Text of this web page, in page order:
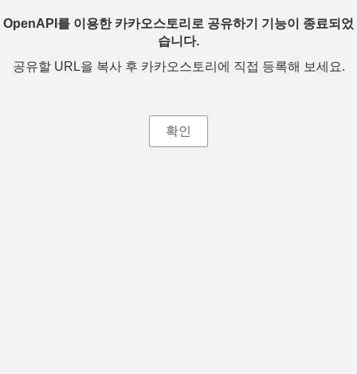
OpenAPI를 이용한 카카오스토리로 공유하기 기능이 종료되었
습니다.
공유할 URL을 복사 후 카카오스토리에 직접 등록해 보세요.
확인